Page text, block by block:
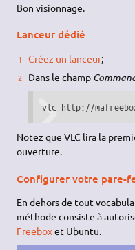
Bon visionnage.
Lanceur dédié
Créez un lanceur;
Dans le champ
vlc http://
Notez que VLC lira la
ouverture.
Configurer votre pare-
En dehors de tout
méthode consiste à
Freeboxet Ubuntu.